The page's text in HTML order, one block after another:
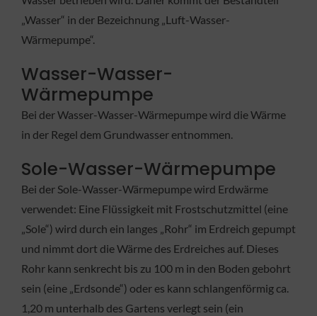
„Wasser“ in der Bezeichnung „Luft-Wasser-
Wärmepumpe“.
Wasser-Wasser-
Wärmepumpe
Bei der Wasser-Wasser-Wärmepumpe wird die Wärme
in der Regel dem Grundwasser entnommen.
Sole-Wasser-Wärmepumpe
Bei der Sole-Wasser-Wärmepumpe wird Erdwärme
verwendet: Eine Flüssigkeit mit Frostschutzmittel (eine
„Sole“) wird durch ein langes „Rohr“ im Erdreich gepumpt
und nimmt dort die Wärme des Erdreiches auf. Dieses
Rohr kann senkrecht bis zu 100 m in den Boden gebohrt
sein (eine „Erdsonde“) oder es kann schlangenförmig ca.
1,20 m unterhalb des Gartens verlegt sein (ein